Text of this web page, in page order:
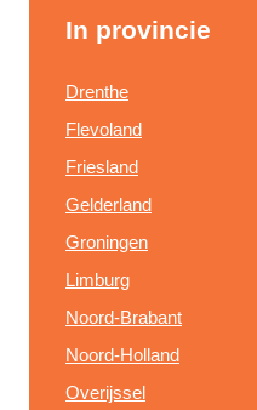
In provincie
Drenthe
Flevoland
Friesland
Gelderland
Groningen
Limburg
Noord-Brabant
Noord-Holland
Overijssel